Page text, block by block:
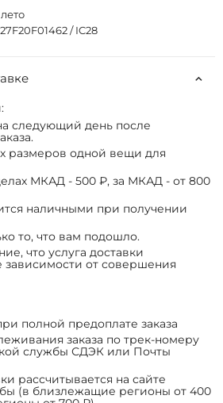
/ IC28
следующий день после
размеров одной вещи для
МКАД - 500 ₽, за МКАД - от 800
наличными при получении
то, что вам подошло.
что услуга доставки
зависимости от совершения
полной предоплате заказа
заказа по трек-номеру
службы СДЭК или Почты
рассчитывается на сайте
(в близлежащие регионы от 400